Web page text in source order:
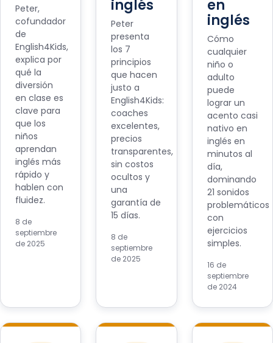
Peter,
cofundador
de
English4Kids,
explica por
qué la
diversión
en clase es
clave para
que los
niños
aprendan
inglés más
rápido y
hablen con
fluidez.
8 de
septiembre
de 2025
inglés
Peter
presenta
los 7
principios
que hacen
justo a
English4Kids:
coaches
excelentes,
precios
transparentes,
sin costos
ocultos y
una
garantía de
15 días.
8 de
septiembre
de 2025
en
inglés
Cómo
cualquier
niño o
adulto
puede
lograr un
acento casi
nativo en
inglés en
minutos al
día,
dominando
21 sonidos
problemáticos
con
ejercicios
simples.
16 de
septiembre
de 2024